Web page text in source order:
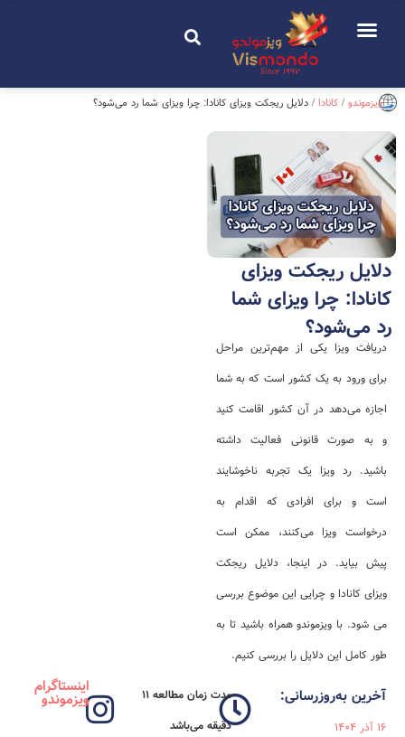
Since 1997
ویزموندو / کانادا / دلایل ریجکت ویزای کانادا: چرا ویزای شما رد می‌شود؟
دلایل ریجکت ویزای
کانادا: چرا ویزای شما
رد می‌شود؟
دریافت ویزا یکی از مهم‌ترین مراحل
برای ورود به یک کشور است که به شما
اجازه می‌دهد در آن کشور اقامت کنید
و به صورت قانونی فعالیت داشته
باشید. رد ویزا یک تجربه ناخوشایند
است و برای افرادی که اقدام به
درخواست ویزا می‌کنند، ممکن است
پیش بیاید. در اینجا، دلایل ریجکت
ویزای کانادا و چرایی این موضوع بررسی
می شود. با ویزموندو همراه باشید تا به
طور کامل این دلایل را بررسی کنیم.
آخرین به‌روزرسانی:
16 آذر 1404
مدت زمان مطالعه 11
دقیقه می‌باشد
اینستاگرام
ویزموندو